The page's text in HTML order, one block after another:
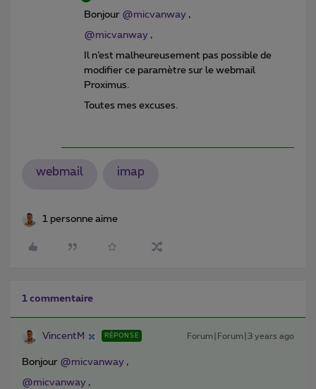
Bonjour @micvanway ,
@micvanway ,
Il n’est malheureusement pas possible de
modifier ce paramètre sur le webmail
Proximus.
Toutes mes excuses.
webmail imap
1 personne aime
1 commentaire
VincentM RÉPONSE Forum|Forum|3 years ago
Bonjour @micvanway ,
@micvanway ,